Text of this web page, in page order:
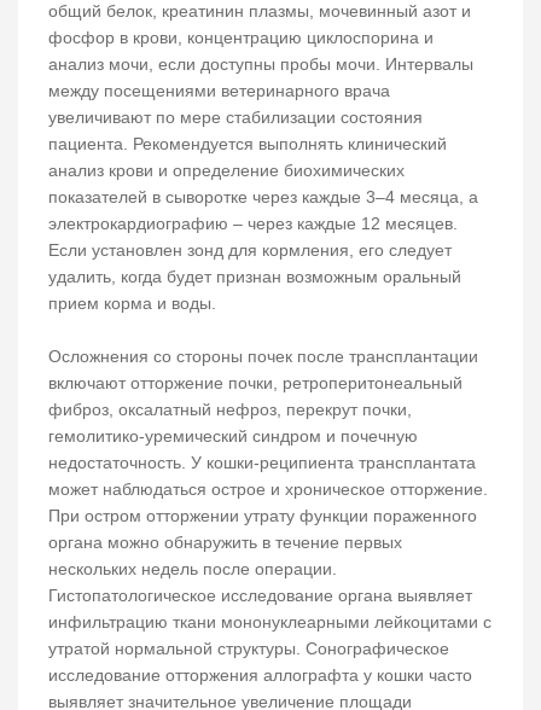
общий белок, креатинин плазмы, мочевинный азот и
фосфор в крови, концентрацию циклоспорина и
анализ мочи, если доступны пробы мочи. Интервалы
между посещениями ветеринарного врача
увеличивают по мере стабилизации состояния
пациента. Рекомендуется выполнять клинический
анализ крови и определение биохимических
показателей в сыворотке через каждые 3–4 месяца, а
электрокардиографию – через каждые 12 месяцев.
Если установлен зонд для кормления, его следует
удалить, когда будет признан возможным оральный
прием корма и воды.
Осложнения со стороны почек после трансплантации
включают отторжение почки, ретроперитонеальный
фиброз, оксалатный нефроз, перекрут почки,
гемолитико-уремический синдром и почечную
недостаточность. У кошки-реципиента трансплантата
может наблюдаться острое и хроническое отторжение.
При остром отторжении утрату функции пораженного
органа можно обнаружить в течение первых
нескольких недель после операции.
Гистопатологическое исследование органа выявляет
инфильтрацию ткани мононуклеарными лейкоцитами с
утратой нормальной структуры. Сонографическое
исследование отторжения аллографта у кошки часто
выявляет значительное увеличение площади